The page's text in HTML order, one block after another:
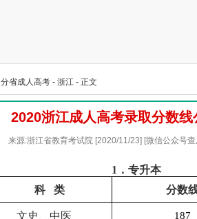
分省成人高考 - 浙江 - 正文
2020浙江成人高考录取分数线
来源:浙江省教育考试院 [2020/11/23] [微信公众号
1 ．专升本
科 类
分数
文史、中医 187